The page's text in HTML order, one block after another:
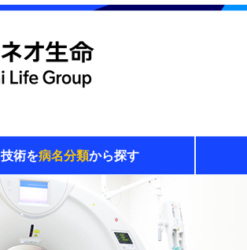
技術を病名分類から探す